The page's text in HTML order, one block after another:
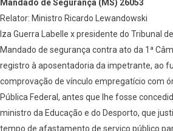
Mandado de Segurança (MS) 26053
Relator: Ministro Ricardo Lewandowski
Iza Guerra Labelle x presidente do Tribunal
Mandado de segurança contra ato da 1ª
registro à aposentadoria da impetrante, ao
comprovação de vínculo empregatício com
Pública Federal, antes que lhe fosse
ministro da Educação e do Desporto, que
tempo de afastamento de serviço público